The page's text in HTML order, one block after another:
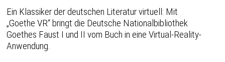
Ein Klassiker der deutschen Literatur virtuell: Mit
„Goethe VR“ bringt die Deutsche Nationalbibliothek
Goethes Faust I und II vom Buch in eine Virtual-Reality-
Anwendung.